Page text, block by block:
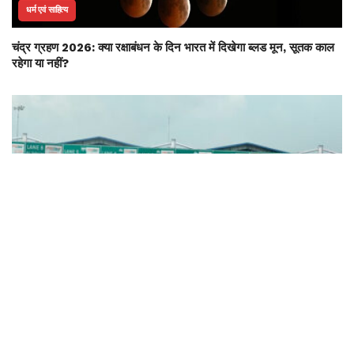
धर्म एवं साहित्य
चंद्र ग्रहण 2026: क्या रक्षाबंधन के दिन भारत में दिखेगा ब्लड मून, सूतक काल
रहेगा या नहीं?